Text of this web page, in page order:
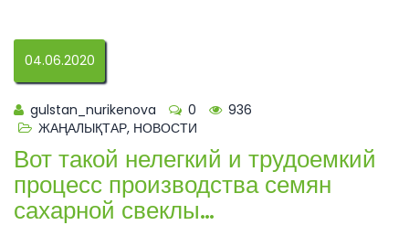
04.06.2020
gulstan_nurikenova 0
936
ЖАҢАЛЫҚТАР, НОВОСТИ
Вот такой нелегкий и трудоемкий
процесс производства семян
сахарной свеклы…